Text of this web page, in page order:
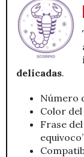
delicadas.
Número
Color
Frase